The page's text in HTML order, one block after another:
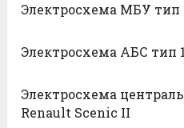
Электросхема МБУ тип
Электросхема АБС тип
Электросхема
Renault Scenic II